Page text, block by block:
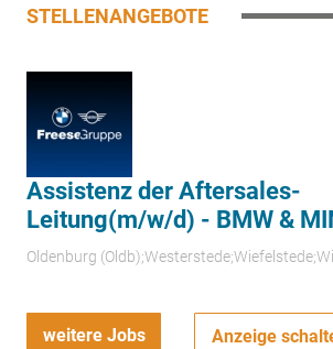
STELLENANGEBOTE
Assistenz der Aftersales-
Leitung(m/w/d) - BMW &
Oldenburg
weitere Jobs Anzeige